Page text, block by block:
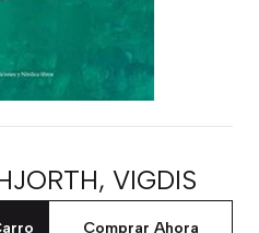
VIGDIS
Comprar Ahora